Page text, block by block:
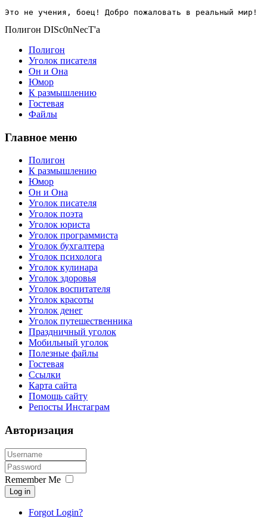
Это не учения, боец! Добро пожаловать в реальный мир!
Полигон DISc0nNecT'a
Полигон
Уголок писателя
Он и Она
Юмор
К размышлению
Гостевая
Файлы
Главное меню
Полигон
К размышлению
Юмор
Он и Она
Уголок писателя
Уголок поэта
Уголок юриста
Уголок программиста
Уголок бухгалтера
Уголок психолога
Уголок кулинара
Уголок здоровья
Уголок воспитателя
Уголок красоты
Уголок денег
Уголок путешественника
Праздничный уголок
Мобильный уголок
Полезные файлы
Гостевая
Ссылки
Карта сайта
Помощь сайту
Репосты Инстаграм
Авторизация
Remember Me
Log in
Forgot Login?